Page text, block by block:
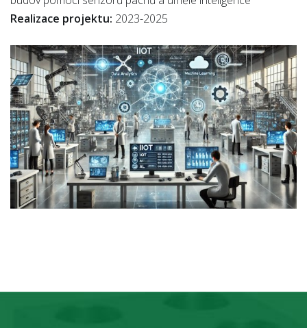
Realizace projektu: 2023-2025